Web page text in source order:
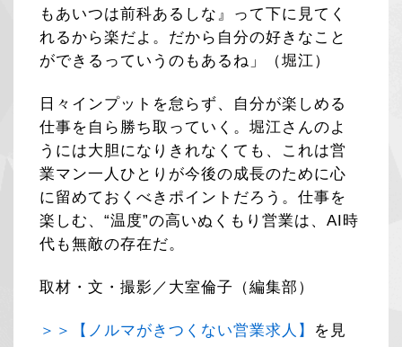
もあいつは前科あるしな』って下に見てく
れるから楽だよ。だから自分の好きなこと
ができるっていうのもあるね」（堀江）
日々インプットを怠らず、自分が楽しめる
仕事を自ら勝ち取っていく。堀江さんのよ
うには大胆になりきれなくても、これは営
業マン一人ひとりが今後の成長のために心
に留めておくべきポイントだろう。仕事を
楽しむ、“温度”の高いぬくもり営業は、AI時
代も無敵の存在だ。
取材・文・撮影／大室倫子（編集部）
＞＞【ノルマがきつくない営業求人】 を見